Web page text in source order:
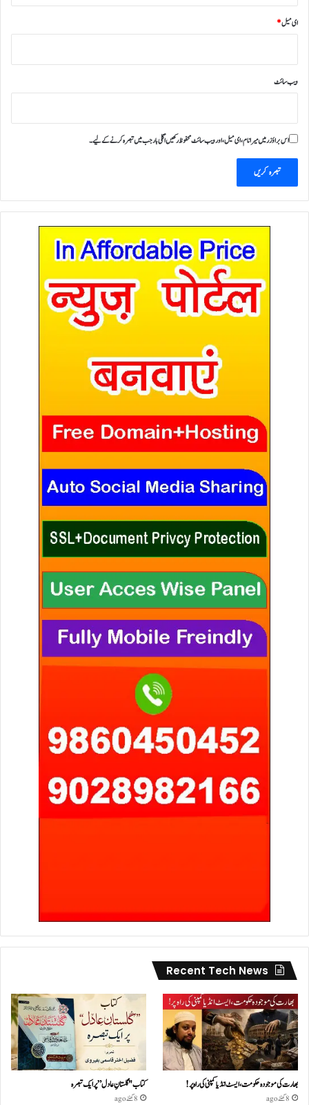
ای میل*
ویب‌ سائٹ
اس براؤزر میں میرا نام، ای میل، اور ویب سائٹ محفوظ رکھیں اگلی بار جب میں تبصرہ کرنے کےلیے۔
Recent Tech News
بھارت کی موجودہ حکومت،ایسٹ انڈیا کمپنی کی راہ پر!
8 گھنٹے ago
کتاب "گلستانِ عادل” پر ایک تبصرہ
8 گھنٹے ago